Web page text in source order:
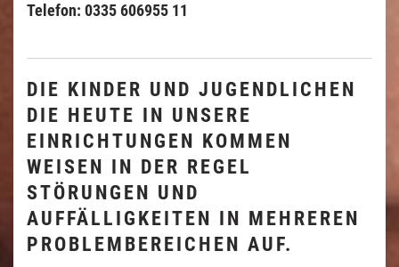
Telefon: 0335 606955 11
DIE KINDER UND JUGENDLICHEN
DIE HEUTE IN UNSERE
EINRICHTUNGEN KOMMEN
WEISEN IN DER REGEL
STÖRUNGEN UND
AUFFÄLLIGKEITEN IN MEHREREN
PROBLEMBEREICHEN AUF.